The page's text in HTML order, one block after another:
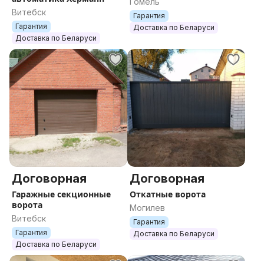
Витебск
Гарантия
Доставка по Беларуси
Гарантия
Доставка по Беларуси
Договорная
Гаражные секционные
ворота
Витебск
Гарантия
Доставка по Беларуси
Договорная
Откатные ворота
Могилев
Гарантия
Доставка по Беларуси